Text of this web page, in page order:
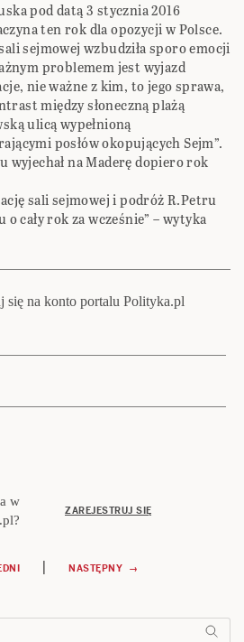
pod datą 3 stycznia 2016
ten rok dla opozycji w Polsce.
sejmowej wzbudziła sporo emocji
problemem jest wyjazd
nie ważne z kim, to jego sprawa,
między słoneczną plażą
ulicą wypełnioną
posłów okopujących Sejm”.
wyjechał na Maderę dopiero rok
sali sejmowej i podróż R.Petru
cały rok za wcześnie” – wytyka
się na konto portalu Polityka.pl
w
ZAREJESTRUJ SIĘ
| NASTĘPNY →